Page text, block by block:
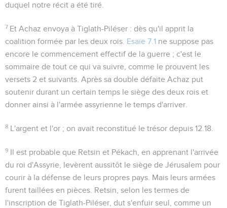
duquel notre récit a été tiré.
7 Et Achaz envoya à Tiglath-Piléser : dès qu'il apprit la
coalition formée par les deux rois. Esaïe 7.1 ne suppose pas
encore le commencement effectif de la guerre ; c'est le
sommaire de tout ce qui va suivre, comme le prouvent les
versets 2 et suivants. Après sa double défaite Achaz put
soutenir durant un certain temps le siège des deux rois et
donner ainsi à l'armée assyrienne le temps d'arriver.
8 L'argent et l'or ; on avait reconstitué le trésor depuis12.18
9 Il est probable que Retsin et Pékach, en apprenant l'arrivée
du roi d'Assyrie, levèrent aussitôt le siège de Jérusalem pour
courir à la défense de leurs propres pays. Mais leurs armées
furent taillées en pièces. Retsin, selon les termes de
l'inscription de Tiglath-Piléser, dut s'enfuir seul, comme un